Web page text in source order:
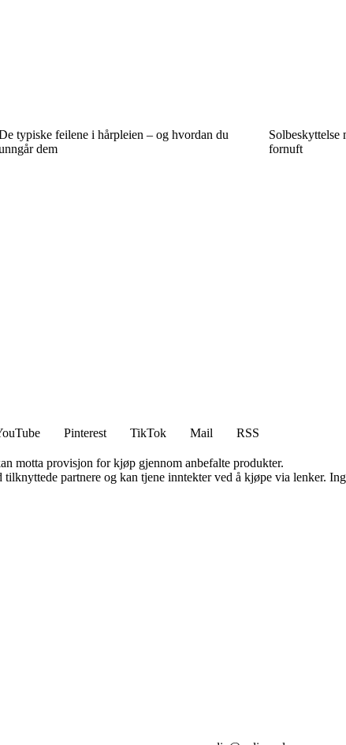
typiske feilene i hårpleien – og hvordan du
dem
Solbeskyttelse
fornuft
Pinterest TikTok Mail
RSS
motta provisjon for kjøp gjennom anbefalte produkter.
partnere og kan tjene inntekter ved å kjøpe via lenker.